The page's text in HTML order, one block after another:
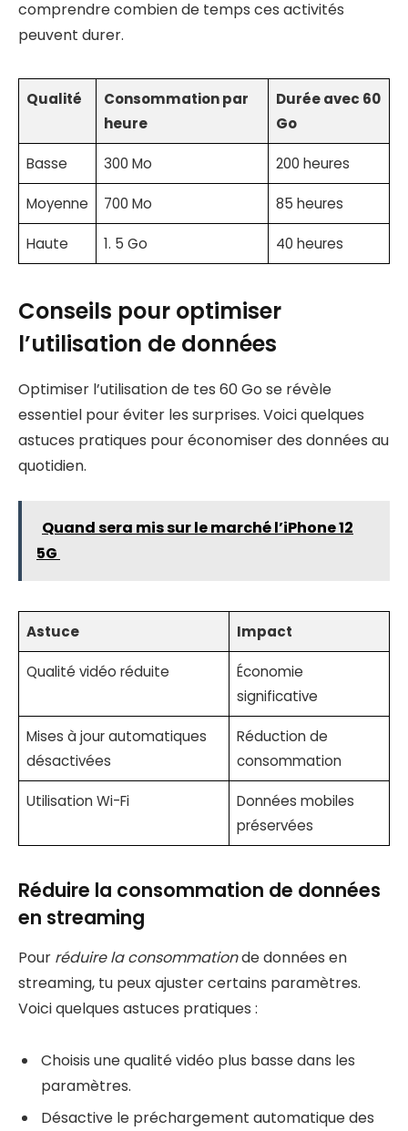
comprendre combien de temps ces activités
peuvent durer.
Qualité
Consommation par
heure
Durée avec 60
Go
Basse 300 Mo 200 heures
Moyenne 700 Mo 85 heures
Haute 1. 5 Go 40 heures
Conseils pour optimiser
l’utilisation de données
Optimiser l’utilisation de tes 60 Go se révèle
essentiel pour éviter les surprises. Voici quelques
astuces pratiques pour économiser des données au
quotidien.
Quand sera mis sur le marché l’iPhone 12
5G
Astuce Impact
Qualité vidéo réduite
Économie
significative
Mises à jour automatiques
désactivées
Réduction de
consommation
Utilisation Wi-Fi
Données mobiles
préservées
Réduire la consommation de données
en streaming
Pour réduire la consommationde données en
streaming, tu peux ajuster certains paramètres.
Voici quelques astuces pratiques :
Choisis une qualité vidéo plus basse dans les
paramètres.
Désactive le préchargement automatique des